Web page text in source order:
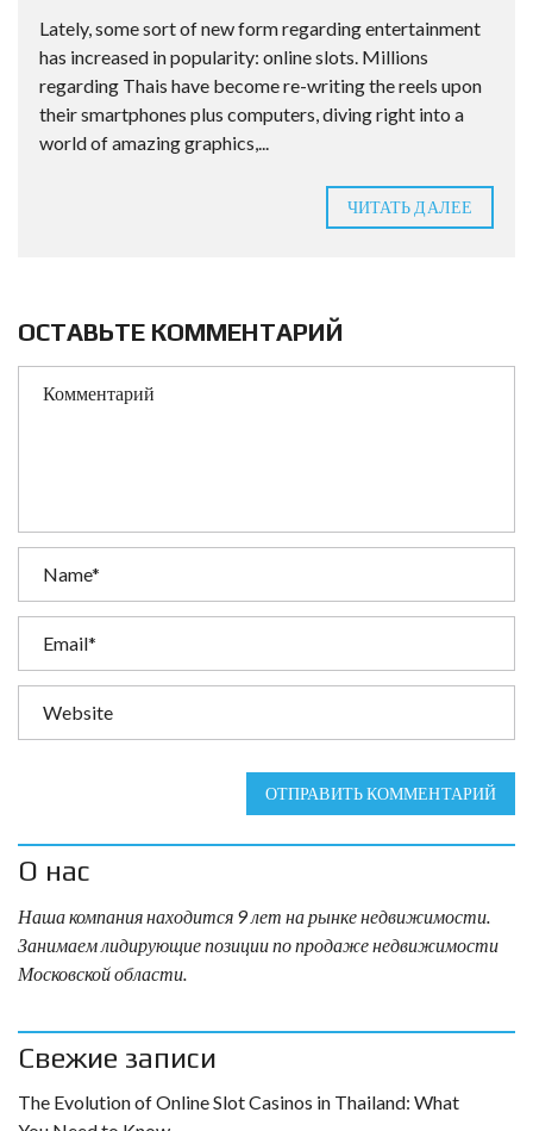
Lately, some sort of new form regarding entertainment
has increased in popularity: online slots. Millions
regarding Thais have become re-writing the reels upon
their smartphones plus computers, diving right into a
world of amazing graphics,...
ЧИТАТЬ ДАЛЕЕ
ОСТАВЬТЕ КОММЕНТАРИЙ
ОТПРАВИТЬ КОММЕНТАРИЙ
О нас
Наша компания находится 9 лет на рынке недвижимости.
Занимаем лидирующие позиции по продаже недвижимости
Московской области.
Свежие записи
The Evolution of Online Slot Casinos in Thailand: What